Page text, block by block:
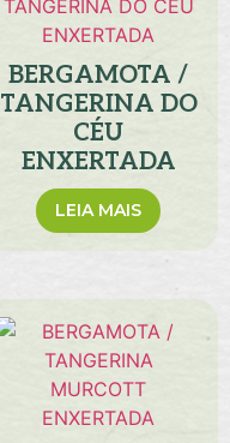
BERGAMOTA /
TANGERINA DO
CÉU
ENXERTADA
LEIA MAIS